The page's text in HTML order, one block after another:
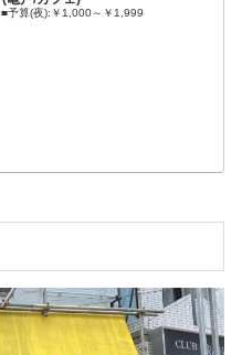
算(夜):￥1,000～￥1,999